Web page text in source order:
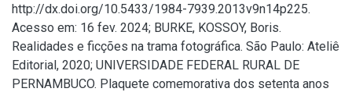
http://dx.doi.org/10.5433/1984-7939.2013v9n14p225.
Acesso em: 16 fev. 2024; BURKE, KOSSOY, Boris.
Realidades e ficções na trama fotográfica. São Paulo: Ateliê
Editorial, 2020; UNIVERSIDADE FEDERAL RURAL DE
PERNAMBUCO. Plaquete comemorativa dos setenta anos